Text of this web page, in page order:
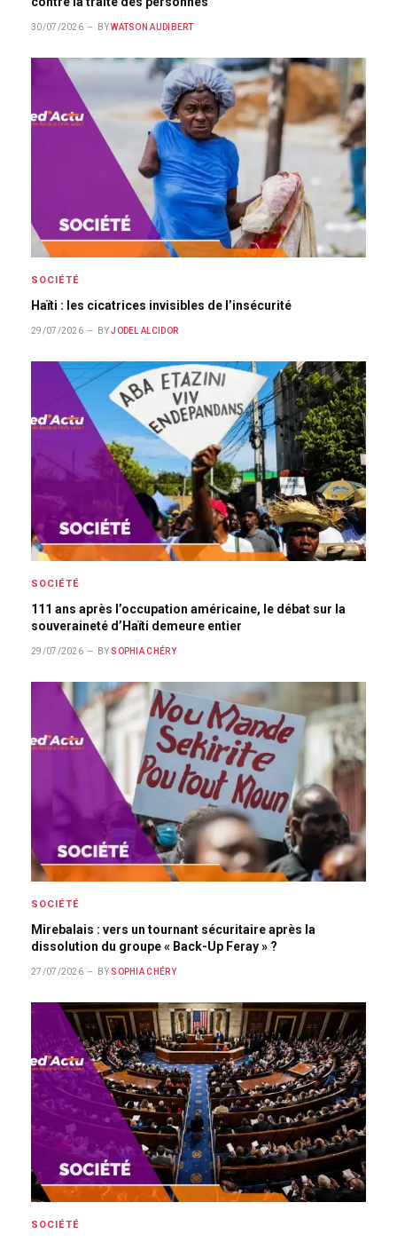
30/07/2026 BY WATSON AUDIBERT
SOCIÉTÉ
Haïti : les cicatrices invisibles de l’insécurité
29/07/2026 BY JODEL ALCIDOR
SOCIÉTÉ
111 ans après l’occupation américaine, le débat sur la
souveraineté d’Haïti demeure entier
29/07/2026 BY SOPHIA CHÉRY
SOCIÉTÉ
Mirebalais : vers un tournant sécuritaire après la
dissolution du groupe « Back-Up Feray » ?
27/07/2026 BY SOPHIA CHÉRY
SOCIÉTÉ